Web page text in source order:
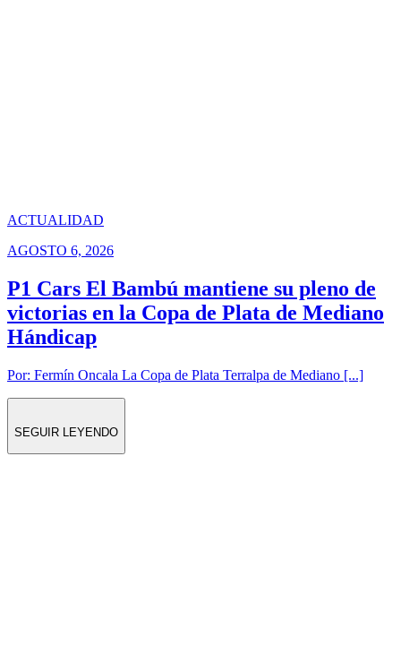
ACTUALIDAD
AGOSTO 6, 2026
P1 Cars El Bambú mantiene su pleno de
victorias en la Copa de Plata de Mediano
Hándicap
Por: Fermín Oncala La Copa de Plata Terralpa de Mediano [...]
SEGUIR LEYENDO